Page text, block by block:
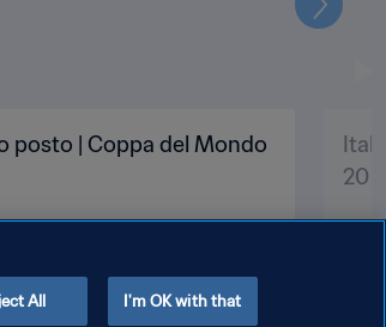
posto | Coppa del Mondo
20
All I'm OK with that